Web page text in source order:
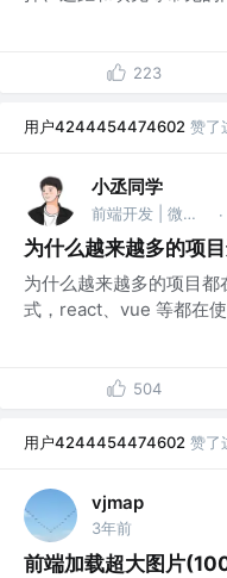
223
用户4244454474602 赞了
小丞同学
前端开发 | 微信：Ljc-10c @字节跳动 ·
为什么越来越多的项
为什么越来越多的项目
式，react、vue 等都在
504
用户4244454474602 赞了
vjmap
3年前
前端加载超大图片